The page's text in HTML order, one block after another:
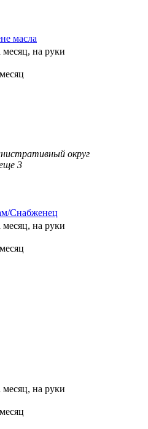
масла
месяц, на руки
округ
3
Снабженец
месяц, на руки
месяц, на руки